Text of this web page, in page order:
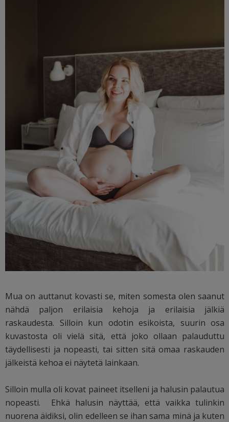
Mua on auttanut kovasti se, miten somesta olen saanut
nähdä paljon erilaisia kehoja ja erilaisia jälkiä
raskaudesta. Silloin kun odotin esikoista, suurin osa
kuvastosta oli vielä sitä, että joko ollaan palauduttu
täydellisesti ja nopeasti, tai sitten sitä omaa raskauden
jälkeistä kehoa ei näytetä lainkaan.
Silloin mulla oli kovat paineet itselleni ja halusin palautua
nopeasti. Ehkä halusin näyttää, että vaikka tulinkin
nuorena äidiksi, olin edelleen se ihan sama minä ja kuten